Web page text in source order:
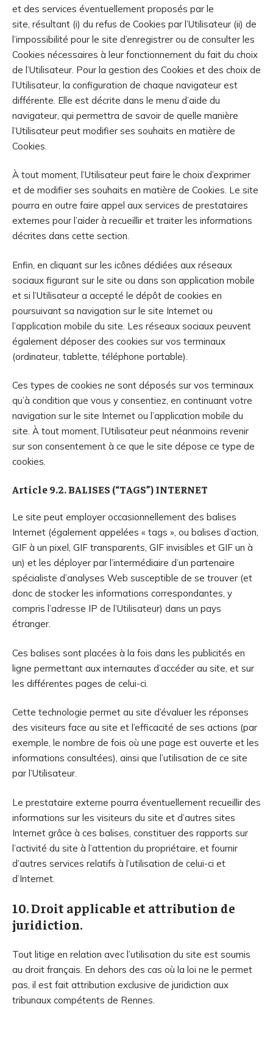
et des services éventuellement proposés par le
site, résultant (i) du refus de Cookies par l’Utilisateur (ii) de
l’impossibilité pour le site d’enregistrer ou de consulter les
Cookies nécessaires à leur fonctionnement du fait du choix
de l’Utilisateur. Pour la gestion des Cookies et des choix de
l’Utilisateur, la configuration de chaque navigateur est
différente. Elle est décrite dans le menu d’aide du
navigateur, qui permettra de savoir de quelle manière
l’Utilisateur peut modifier ses souhaits en matière de
Cookies.
À tout moment, l’Utilisateur peut faire le choix d’exprimer
et de modifier ses souhaits en matière de Cookies. Le site
pourra en outre faire appel aux services de prestataires
externes pour l’aider à recueillir et traiter les informations
décrites dans cette section.
Enfin, en cliquant sur les icônes dédiées aux réseaux
sociaux figurant sur le site ou dans son application mobile
et si l’Utilisateur a accepté le dépôt de cookies en
poursuivant sa navigation sur le site Internet ou
l’application mobile du site. Les réseaux sociaux peuvent
également déposer des cookies sur vos terminaux
(ordinateur, tablette, téléphone portable).
Ces types de cookies ne sont déposés sur vos terminaux
qu’à condition que vous y consentiez, en continuant votre
navigation sur le site Internet ou l’application mobile du
site. À tout moment, l’Utilisateur peut néanmoins revenir
sur son consentement à ce que le site dépose ce type de
cookies.
Article 9.2. BALISES (“TAGS”) INTERNET
Le site peut employer occasionnellement des balises
Internet (également appelées « tags », ou balises d’action,
GIF à un pixel, GIF transparents, GIF invisibles et GIF un à
un) et les déployer par l’intermédiaire d’un partenaire
spécialiste d’analyses Web susceptible de se trouver (et
donc de stocker les informations correspondantes, y
compris l’adresse IP de l’Utilisateur) dans un pays
étranger.
Ces balises sont placées à la fois dans les publicités en
ligne permettant aux internautes d’accéder au site, et sur
les différentes pages de celui-ci.
Cette technologie permet au site d’évaluer les réponses
des visiteurs face au site et l’efficacité de ses actions (par
exemple, le nombre de fois où une page est ouverte et les
informations consultées), ainsi que l’utilisation de ce site
par l’Utilisateur.
Le prestataire externe pourra éventuellement recueillir des
informations sur les visiteurs du site et d’autres sites
Internet grâce à ces balises, constituer des rapports sur
l’activité du site à l’attention du propriétaire, et fournir
d’autres services relatifs à l’utilisation de celui-ci et
d’Internet.
10. Droit applicable et attribution de
juridiction.
Tout litige en relation avec l’utilisation du site est soumis
au droit français. En dehors des cas où la loi ne le permet
pas, il est fait attribution exclusive de juridiction aux
tribunaux compétents de Rennes.